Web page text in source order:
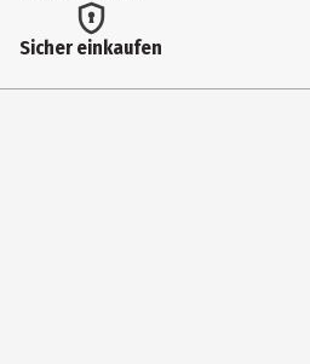
Sicher einkaufen